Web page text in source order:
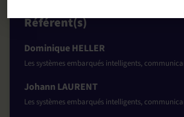
Référent(s)
Dominique HELLER
Les systèmes embarqués intelligents,
Johann LAURENT
Les systèmes embarqués intelligents,